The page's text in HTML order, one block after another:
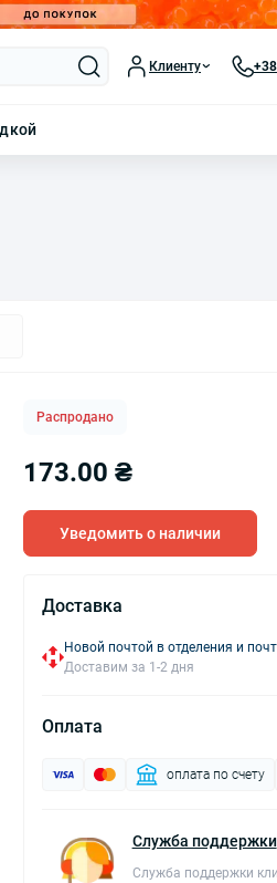
Клиенту
Распродано
173.00 ₴
Уведомить о наличии
Доставка
Новой почтой в отделения и
Доставим за 1-2 дня
Оплата
оплата по счету
Служба поддержки
Служба поддержки